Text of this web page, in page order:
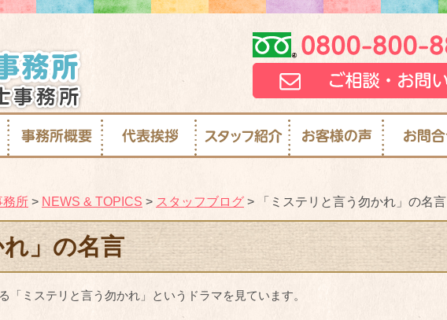
務所 > NEWS & TOPICS > スタッフブログ > 「ミステリと言う勿かれ」の名言
」の名言
ミステリと言う勿かれ」というドラマを見ています。